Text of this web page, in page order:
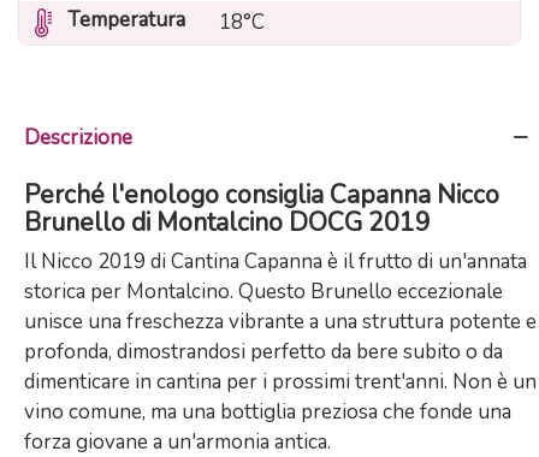
Temperatura
18°C
Descrizione
Perché l'enologo consiglia Capanna Nicco
Brunello di Montalcino DOCG 2019
Il Nicco 2019 di Cantina Capanna è il frutto di un'annata
storica per Montalcino. Questo Brunello eccezionale
unisce una freschezza vibrante a una struttura potente e
profonda, dimostrandosi perfetto da bere subito o da
dimenticare in cantina per i prossimi trent'anni. Non è un
vino comune, ma una bottiglia preziosa che fonde una
forza giovane a un'armonia antica.